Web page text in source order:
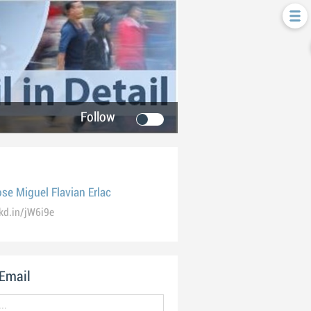
Follow
Miguel Flavian Erlac
jW6i9e